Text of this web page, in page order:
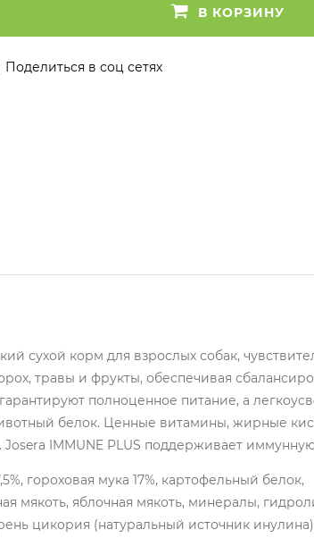
В КОРЗИНУ
Поделиться в соц сетях
сухой корм для взрослых собак,
травы и фрукты, обеспечивая
полноценное питание, а
белок. Ценные витамины, жирные
IMMUNE PLUS поддерживает
гороховая мука 17%, картофельный белок,
мякоть, яблочная мякоть, минералы,
цикория (натуральный источник